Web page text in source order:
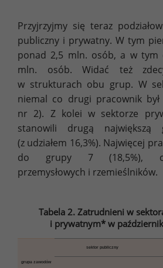
Przyjrzyjmy się teraz
publiczny i prywatny. W tym
ponad 2,5 mln. osób, a w tym
mln. osób. Widać też
w strukturach obu grup. W
niemal co drugi pracownik
nr 2). Z kolei w sektorze
stanowili drugą największą
(z udziałem 16,3%). Najwięcej
do grupy 7 (18,5%),
przemysłowych i rzemieślników.
Tabela 2. Zatrudnieni w
i prywatnym* w
grupa zawodów
sektor publiczny